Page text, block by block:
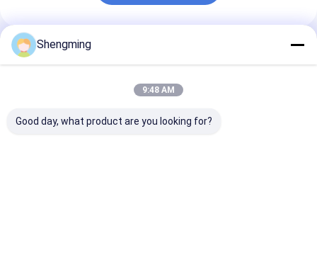
প্রস্তাবিত পণ্য
Shengming
9:48 AM
Good day, what product are you looking for?